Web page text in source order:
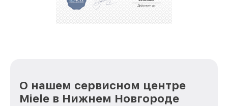
О нашем сервисном центре
Miele в Нижнем Новгороде